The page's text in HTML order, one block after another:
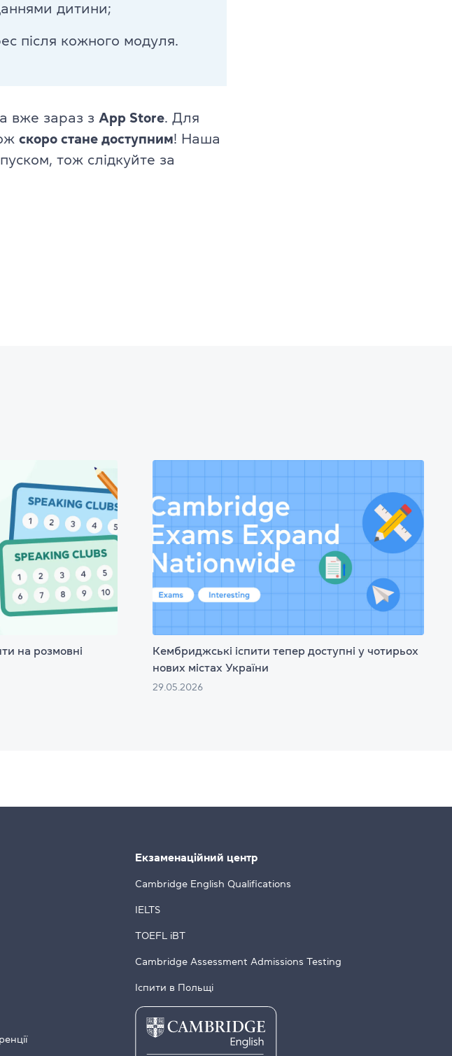
іспит TOEFL
дитини;
після кожного модуля.
вже зараз з App Store. Для
скоро стане доступним! Наша
тож слідкуйте за
на розмовні
Кембриджські іспити тепер доступні у чотирьох
нових містах України
29.05.2026
Екзаменаційний центр
Cambridge English Qualifications
IELTS
TOEFL iBT
Cambridge Assessment Admissions Testing
Іспити в Польщі